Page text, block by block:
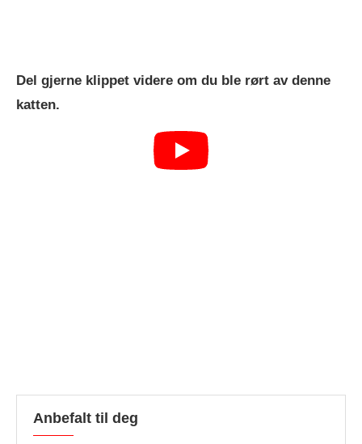
Del gjerne klippet videre om du ble rørt av denne
katten.
Anbefalt til deg